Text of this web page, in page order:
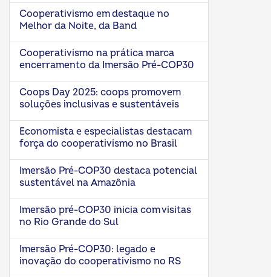
Cooperativismo em destaque no
Melhor da Noite, da Band
Cooperativismo na prática marca
encerramento da Imersão Pré-COP30
Coops Day 2025: coops promovem
soluções inclusivas e sustentáveis
Economista e especialistas destacam
força do cooperativismo no Brasil
Imersão Pré-COP30 destaca potencial
sustentável na Amazônia
Imersão pré-COP30 inicia com visitas
no Rio Grande do Sul
Imersão Pré-COP30: legado e
inovação do cooperativismo no RS